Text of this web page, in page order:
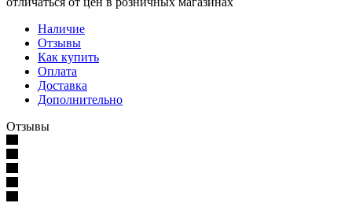
Наличие
Отзывы
Как купить
Оплата
Доставка
Дополнительно
Отзывы